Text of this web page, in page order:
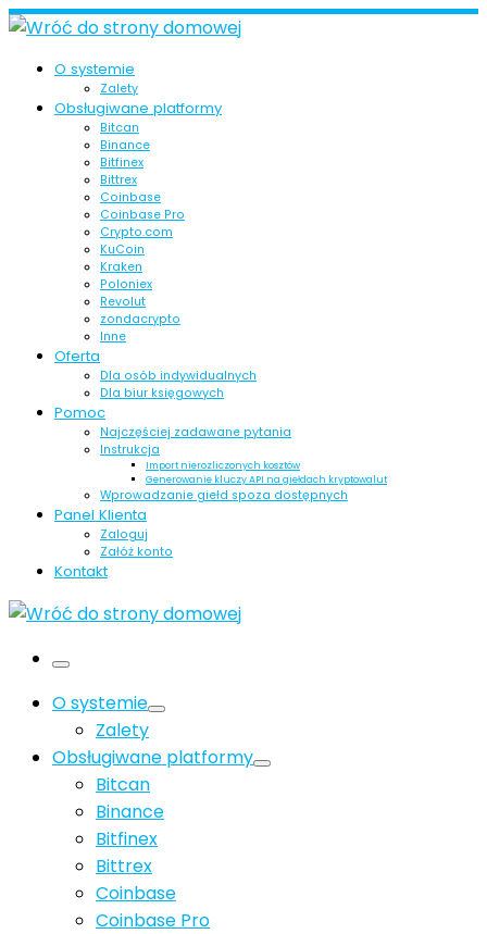
Skip
contentO systemie
Zalety
Obsługiwane platformy
Bitcan
Binance
Bitfinex
Bittrex
Coinbase
Coinbase Pro
Crypto.com
KuCoin
Kraken
Poloniex
Revolut
zondacrypto
Inne
Oferta
Dla osób indywidualnych
Dla biur księgowych
Pomoc
Najczęściej zadawane pytania
Instrukcja
Import nierozliczonych kosztów
Generowanie kluczy API na giełdach kryptowalut
Wprowadzanie giełd spoza dostępnych
Panel Klienta
Zaloguj
Załóż konto
Kontakt
Menu
O systemie
Zalety
Obsługiwane platformy
Bitcan
Binance
Bitfinex
Bittrex
Coinbase
Coinbase Pro